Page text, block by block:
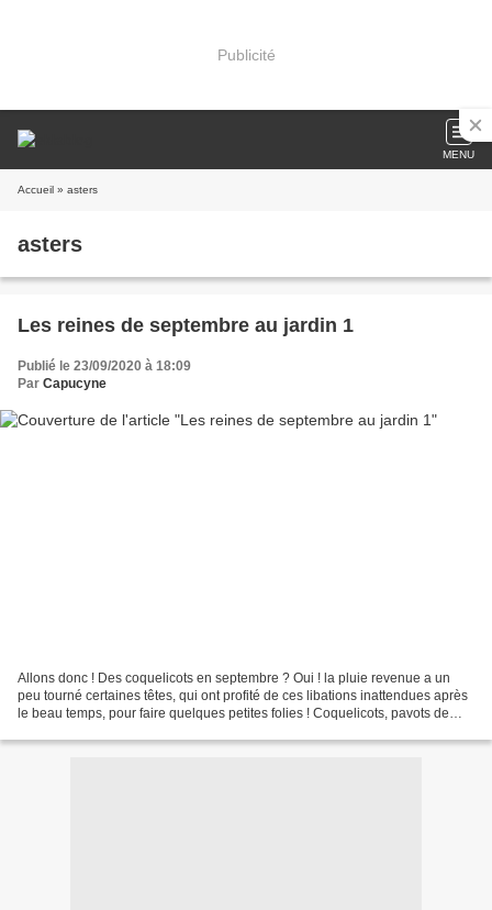
Publicité
MENU
Accueil » asters
asters
Les reines de septembre au jardin 1
Publié le 23/09/2020 à 18:09
Par Capucyne
Allons donc ! Des coquelicots en septembre ? Oui ! la pluie revenue a un
peu tourné certaines têtes, qui ont profité de ces libations inattendues après
le beau temps, pour faire quelques petites folies ! Coquelicots, pavots de